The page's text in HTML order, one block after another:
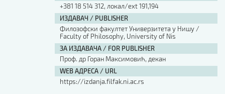
+381 18 514 312, локал/ext 191,194
ИЗДАВАЧ / PUBLISHER
Филозофски факултет Универзитета у Нишу /
Faculty of Philosophy, University of Nis
ЗА ИЗДАВАЧА / FOR PUBLISHER
Проф. др Горан Максимовић, декан
WEB АДРЕСА / URL
https://izdanja.filfak.ni.ac.rs